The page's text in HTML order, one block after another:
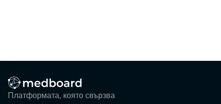
Платформата, която свързва